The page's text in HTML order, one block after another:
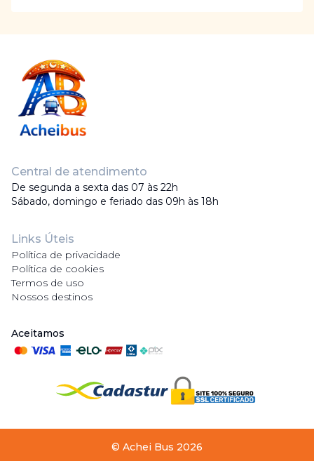
Central de atendimento
De segunda a sexta das 07 às 22h
Sábado, domingo e feriado das 09h às 18h
Links Úteis
Política de privacidade
Política de cookies
Termos de uso
Nossos destinos
Aceitamos
© Achei Bus 2026